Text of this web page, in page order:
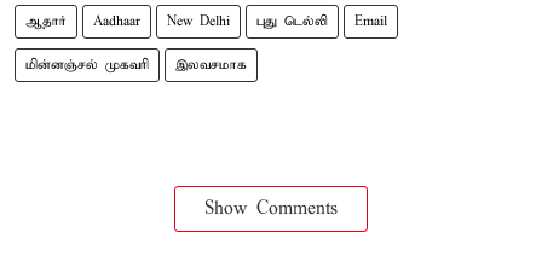
ஆதார் Aadhaar New Delhi புது டெல்லி Email
மின்னஞ்சல் முகவரி இலவசமாக
Show Comments